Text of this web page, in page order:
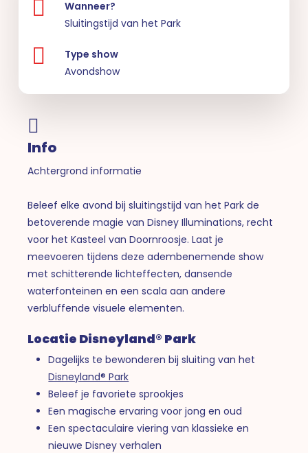
Wanneer?
Sluitingstijd van het Park
Type show
Avondshow
Info
Achtergrond informatie
Beleef elke avond bij sluitingstijd van het Park de
betoverende magie van Disney Illuminations, recht
voor het Kasteel van Doornroosje. Laat je
meevoeren tijdens deze adembenemende show
met schitterende lichteffecten, dansende
waterfonteinen en een scala aan andere
verbluffende visuele elementen.
Locatie Disneyland® Park
Dagelijks te bewonderen bij sluiting van het
Disneyland® Park
Beleef je favoriete sprookjes
Een magische ervaring voor jong en oud
Een spectaculaire viering van klassieke en
nieuwe Disney verhalen